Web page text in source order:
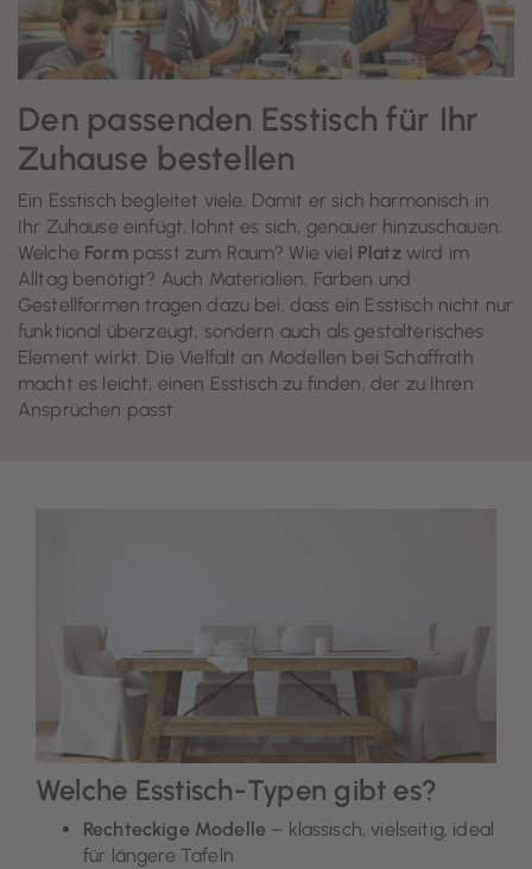
Den passenden Esstisch für Ihr
Zuhause bestellen
Ein Esstisch begleitet viele. Damit er sich harmonisch in
Ihr Zuhause einfügt, lohnt es sich, genauer hinzuschauen:
Welche Formpasst zum Raum? Wie viel Platzwird im
Alltag benötigt? Auch Materialien, Farben und
Gestellformen tragen dazu bei, dass ein Esstisch nicht nur
funktional überzeugt, sondern auch als gestalterisches
Element wirkt. Die Vielfalt an Modellen bei Schaffrath
macht es leicht, einen Esstisch zu finden, der zu Ihren
Ansprüchen passt.
Welche Esstisch-Typen gibt es?
Rechteckige Modelle – klassisch, vielseitig, ideal
für längere Tafeln